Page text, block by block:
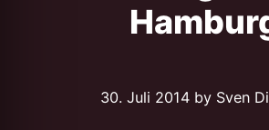
30. Juli 2014by Sven